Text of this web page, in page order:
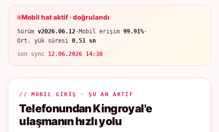
Mobil hat aktif · doğrulandı
Sürüm v2026.06.12·Mobil erişim 99.91%·
Ort. yük süresi 0.51 sn
son sync 12.06.2026 14:38
// MOBIL GIRIŞ · ŞU AN AKTIF
Telefonundan Kingroyal'e
ulaşmanın hızlı yolu